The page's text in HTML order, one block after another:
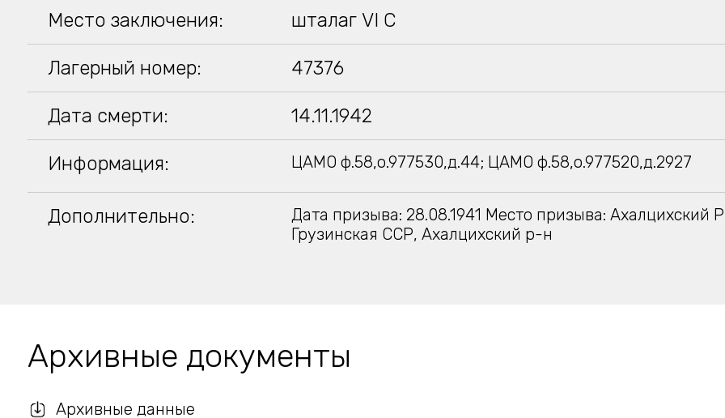
Место заключения: шталаг VI C
Лагерный номер: 47376
Дата смерти: 14.11.1942
Информация: ЦАМО ф.58,о.977530,д.44; ЦАМО ф.58,о.977520,д.2927
Дополнительно:
Дата призыва: 28.08.1941 Место призыва: Ахалцихский
Грузинская ССР, Ахалцихский р-н
Архивные документы
Архивные данные